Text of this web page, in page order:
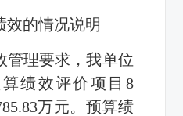
效的情况说明
管理要求，我单位
绩效评价项目8
万元。预算绩